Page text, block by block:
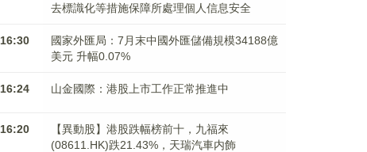
去標識化等措施保障所處理個人信息安全
16:30
國家外匯局：7月末中國外匯儲備規模34188億
美元 升幅0.07%
16:24 山金國際：港股上市工作正常推進中
16:20
【異動股】港股跌幅榜前十，九福來
(08611.HK)跌21.43%，天瑞汽車内飾